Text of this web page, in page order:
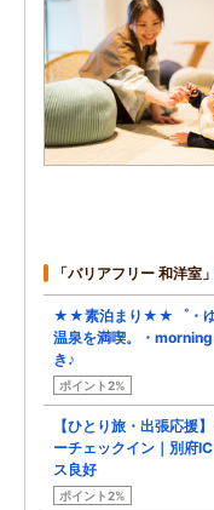
「バリアフリー 和洋室
★★素泊まり★★゜・ゆ
温泉を満喫。・
き♪
ポイント2%
【ひとり旅・出張応援
ーチェックイン｜別府
ス良好
ポイント2%